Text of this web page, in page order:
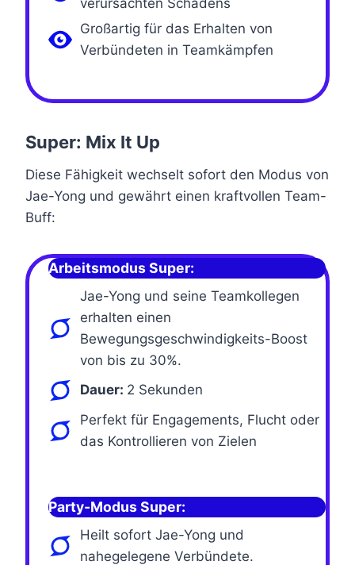
verursachten Schadens
Großartig für das Erhalten von
Verbündeten in Teamkämpfen
Super: Mix It Up
Diese Fähigkeit wechselt sofort den Modus von
Jae-Yong und gewährt einen kraftvollen Team-
Buff:
Arbeitsmodus Super:
Jae-Yong und seine Teamkollegen
erhalten einen
Bewegungsgeschwindigkeits-Boost
von bis zu 30%.
Dauer: 2 Sekunden
Perfekt für Engagements, Flucht oder
das Kontrollieren von Zielen
Party-Modus Super:
Heilt sofort Jae-Yong und
nahegelegene Verbündete.